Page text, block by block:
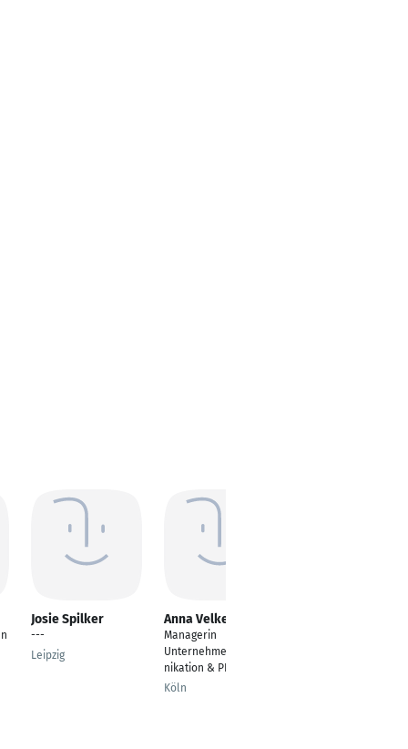
Josie Spilker
---
Leipzig
Anna Velken
Managerin
Unternehmenskommu
nikation & PR
Köln